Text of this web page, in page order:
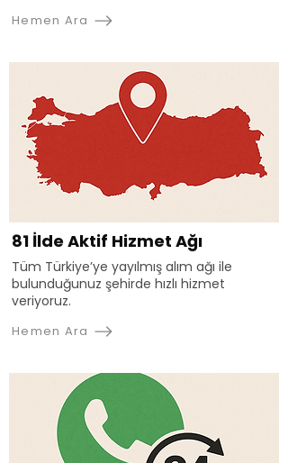
Hemen Ara
81 İlde Aktif Hizmet Ağı
Tüm Türkiye’ye yayılmış alım ağı ile
bulunduğunuz şehirde hızlı hizmet
veriyoruz.
Hemen Ara